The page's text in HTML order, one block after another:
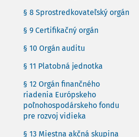
§ 8 Sprostredkovateľský orgán
§ 9 Certifikačný orgán
§ 10 Orgán auditu
§ 11 Platobná jednotka
§ 12 Orgán finančného
riadenia Európskeho
poľnohospodárskeho fondu
pre rozvoj vidieka
§ 13 Miestna akčná skupina